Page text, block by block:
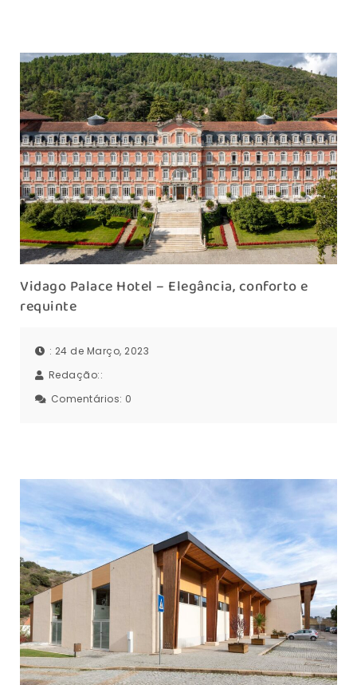
Vidago Palace Hotel – Elegância, conforto e
requinte
: 24 de Março, 2023
Redação::
Comentários: 0